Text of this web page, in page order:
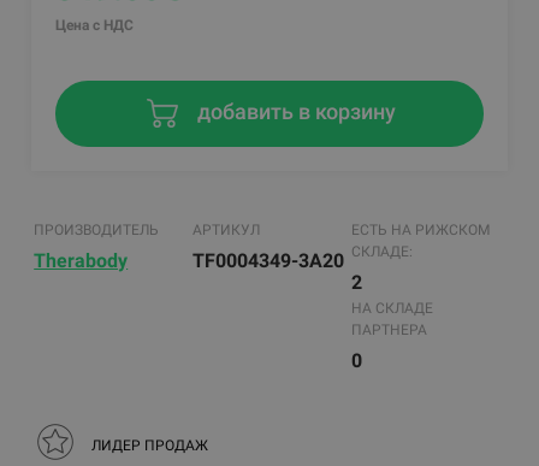
Цена с НДС
добавить в корзину
ПРОИЗВОДИТЕЛЬ
Therabody
АРТИКУЛ
TF0004349-3A20
ЕСТЬ НА РИЖСКОМ
СКЛАДЕ:
2
НА СКЛАДЕ
ПАРТНЕРА
0
ЛИДЕР ПРОДАЖ